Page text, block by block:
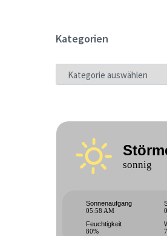
Kategorien
KATEGORIEN
sonnig
Sonnenaufgang
05:58 AM
Feuchtigkeit
80%